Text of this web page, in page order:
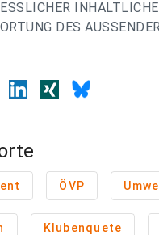
DES
ÖVP
Klubenquete